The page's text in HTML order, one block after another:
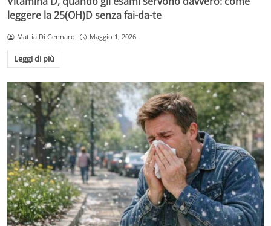
leggere la 25(OH)D senza fai-da-te
Mattia Di Gennaro Maggio 1, 2026
Leggi di più